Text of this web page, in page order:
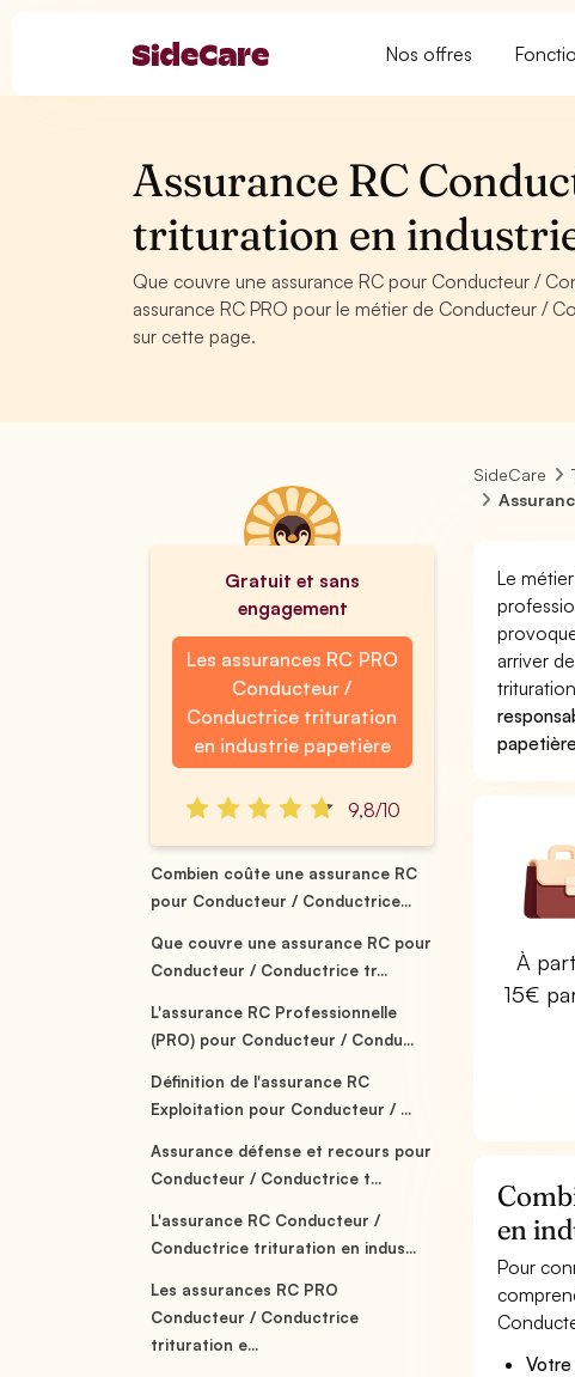
Nos offres
Assurance RC
trituration en
Que couvre une assurance RC pour Conducteur /
assurance RC PRO pour le métier de Conducteur /
sur cette page.
Gratuit et sans
engagement
Les assurances RC PRO
Conducteur /
Conductrice trituration
en industrie papetière
9,8/10
Combien coûte une assurance RC
pour Conducteur / Conductrice...
Que couvre une assurance RC pour
Conducteur / Conductrice tr...
L'assurance RC Professionnelle
(PRO) pour Conducteur / Condu...
Définition de l'assurance RC
Exploitation pour Conducteur / ...
Assurance défense et recours pour
Conducteur / Conductrice t...
L'assurance RC Conducteur /
Conductrice trituration en indus...
Les assurances RC PRO
Conducteur / Conductrice
trituration e...
SideCare
Le
arriver
À
15€
en
Pour